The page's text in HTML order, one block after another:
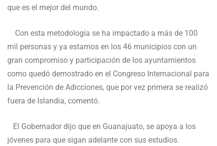
que es el mejor del mundo.
Con esta metodología se ha impactado a más de 100
mil personas y ya estamos en los 46 municipios con un
gran compromiso y participación de los ayuntamientos
como quedó demostrado en el Congreso Internacional para
la Prevención de Adicciones, que por vez primera se realizó
fuera de Islandia, comentó.
El Gobernador dijo que en Guanajuato, se apoya a los
jóvenes para que sigan adelante con sus estudios.